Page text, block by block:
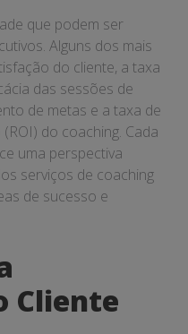
que podem ser
Alguns dos mais
do cliente, a taxa
das sessões de
de metas e a taxa de
do coaching. Cada
uma perspectiva
serviços de coaching
de sucesso e
Cliente